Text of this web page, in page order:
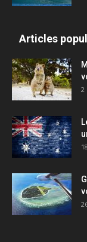
Articles
2